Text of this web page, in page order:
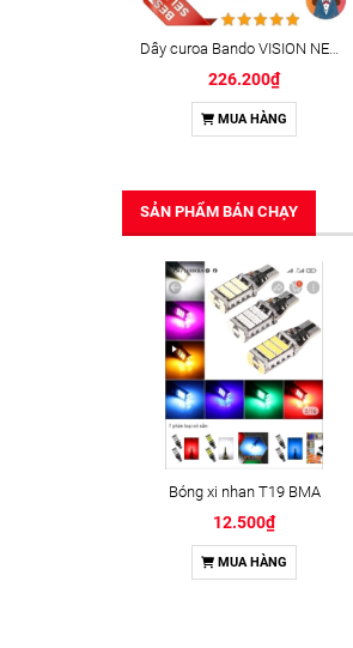
Dây curoa Bando VISION NEW 110i (K44) (V799-19.5-30)
226.200₫
MUA HÀNG
SẢN PHẨM BÁN CHẠY
Bóng xi nhan T19 BMA
12.500₫
MUA HÀNG